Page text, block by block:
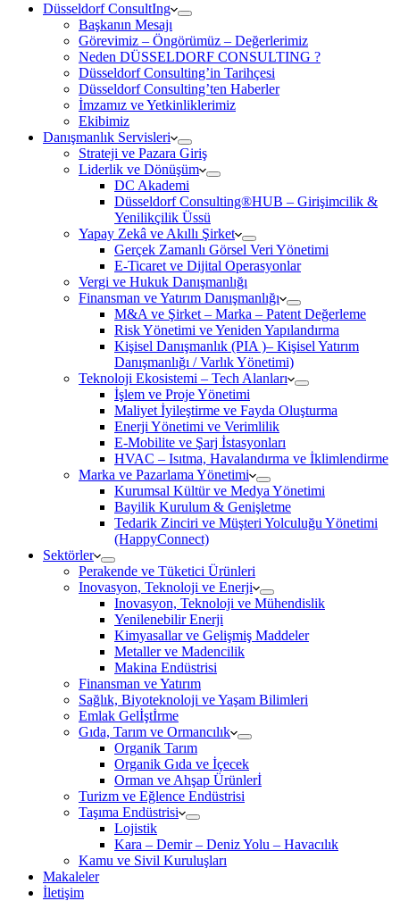
Düsseldorf ConsultIng
Başkanın Mesajı
Görevimiz – Öngörümüz – Değerlerimiz
Neden DÜSSELDORF CONSULTING ?
Düsseldorf Consulting’in Tarihçesi
Düsseldorf Consulting’ten Haberler
İmzamız ve Yetkinliklerimiz
Ekibimiz
Danışmanlık Servisleri
Strateji ve Pazara Giriş
Liderlik ve Dönüşüm
DC Akademi
Düsseldorf Consulting®HUB – Girişimcilik &
Yenilikçilik Üssü
Yapay Zekâ ve Akıllı Şirket
Gerçek Zamanlı Görsel Veri Yönetimi
E-Ticaret ve Dijital Operasyonlar
Vergi ve Hukuk Danışmanlığı
Finansman ve Yatırım Danışmanlığı
M&A ve Şirket – Marka – Patent Değerleme
Risk Yönetimi ve Yeniden Yapılandırma
Kişisel Danışmanlık (PIA )– Kişisel Yatırım
Danışmanlığı / Varlık Yönetimi)
Teknoloji Ekosistemi – Tech Alanları
İşlem ve Proje Yönetimi
Maliyet İyileştirme ve Fayda Oluşturma
Enerji Yönetimi ve Verimlilik
E-Mobilite ve Şarj İstasyonları
HVAC – Isıtma, Havalandırma ve İklimlendirme
Marka ve Pazarlama Yönetimi
Kurumsal Kültür ve Medya Yönetimi
Bayilik Kurulum & Genişletme
Tedarik Zinciri ve Müşteri Yolculuğu Yönetimi
(HappyConnect)
Sektörler
Perakende ve Tüketici Ürünleri
Inovasyon, Teknoloji ve Enerji
Inovasyon, Teknoloji ve Mühendislik
Yenilenebilir Enerji
Kimyasallar ve Gelişmiş Maddeler
Metaller ve Madencilik
Makina Endüstrisi
Finansman ve Yatırım
Sağlık, Biyoteknoloji ve Yaşam Bilimleri
Emlak Gelİştİrme
Gıda, Tarım ve Ormancılık
Organik Tarım
Organik Gıda ve İçecek
Orman ve Ahşap Ürünlerİ
Turizm ve Eğlence Endüstrisi
Taşıma Endüstrisi
Lojistik
Kara – Demir – Deniz Yolu – Havacılık
Kamu ve Sivil Kuruluşları
Makaleler
İletişim